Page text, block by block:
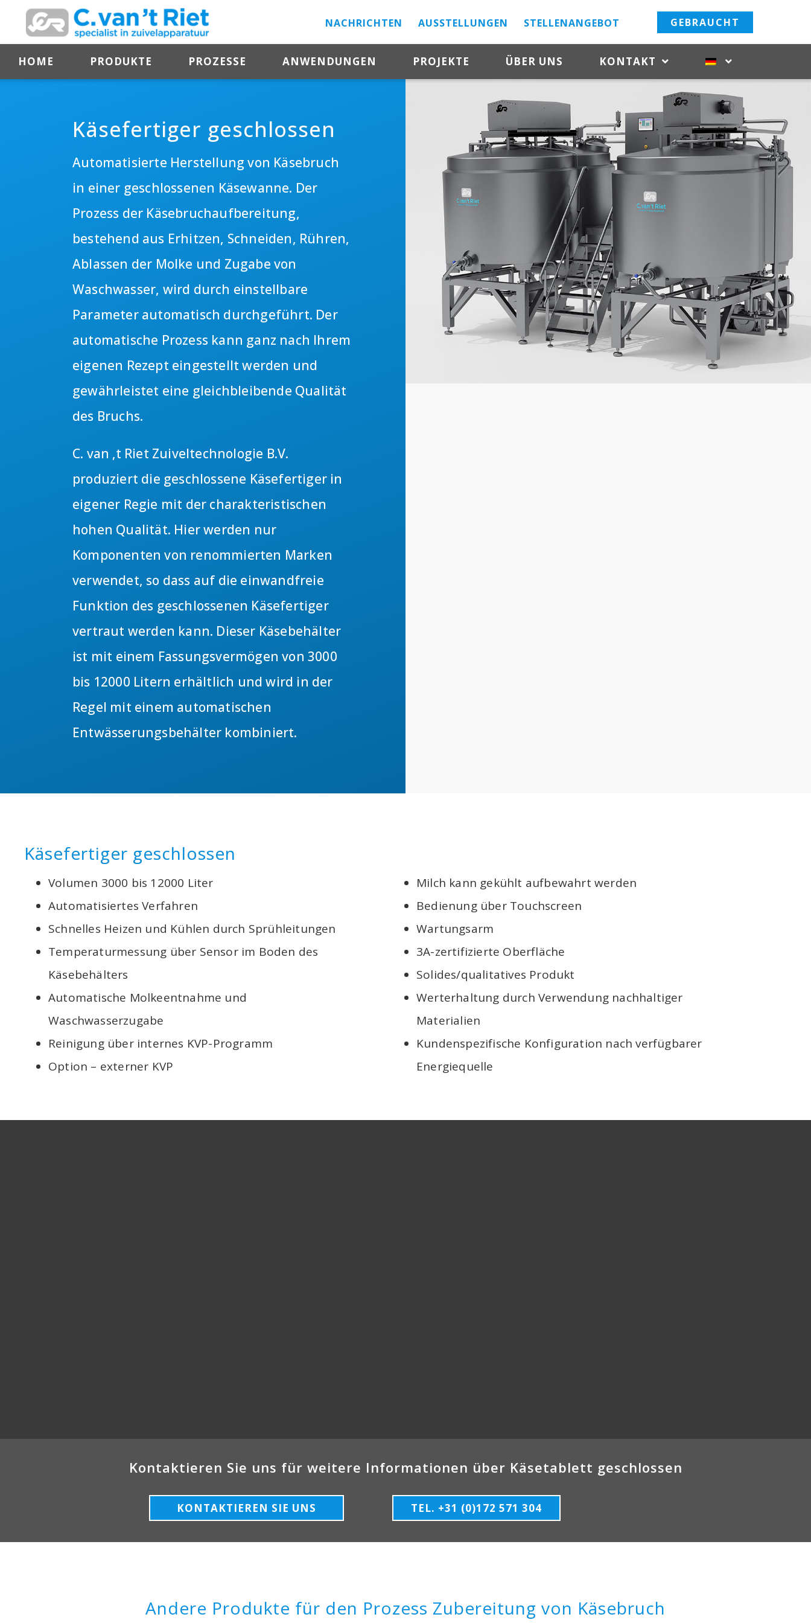
NACHRICHTEN AUSSTELLUNGEN STELLENANGEBOT GEBRAUCHT
HOME PRODUKTE PROZESSE ANWENDUNGEN PROJEKTE ÜBER UNS KONTAKT
Käsefertiger geschlossen
Automatisierte Herstellung von Käsebruch
in einer geschlossenen Käsewanne. Der
Prozess der Käsebruchaufbereitung,
bestehend aus Erhitzen, Schneiden, Rühren,
Ablassen der Molke und Zugabe von
Waschwasser, wird durch einstellbare
Parameter automatisch durchgeführt. Der
automatische Prozess kann ganz nach Ihrem
eigenen Rezept eingestellt werden und
gewährleistet eine gleichbleibende Qualität
des Bruchs.
C. van ‚t Riet Zuiveltechnologie B.V.
produziert die geschlossene Käsefertiger in
eigener Regie mit der charakteristischen
hohen Qualität. Hier werden nur
Komponenten von renommierten Marken
verwendet, so dass auf die einwandfreie
Funktion des geschlossenen Käsefertiger
vertraut werden kann. Dieser Käsebehälter
ist mit einem Fassungsvermögen von 3000
bis 12000 Litern erhältlich und wird in der
Regel mit einem automatischen
Entwässerungsbehälter kombiniert.
Käsefertiger geschlossen
Volumen 3000 bis 12000 Liter
Automatisiertes Verfahren
Schnelles Heizen und Kühlen durch Sprühleitungen
Temperaturmessung über Sensor im Boden des
Käsebehälters
Automatische Molkeentnahme und
Waschwasserzugabe
Reinigung über internes KVP-Programm
Option – externer KVP
Milch kann gekühlt aufbewahrt werden
Bedienung über Touchscreen
Wartungsarm
3A-zertifizierte Oberfläche
Solides/qualitatives Produkt
Werterhaltung durch Verwendung nachhaltiger
Materialien
Kundenspezifische Konfiguration nach verfügbarer
Energiequelle
Kontaktieren Sie uns für weitere Informationen über Käsetablett geschlossen
KONTAKTIEREN SIE UNS TEL. +31 (0)172 571 304
Andere Produkte für den Prozess Zubereitung von Käsebruch